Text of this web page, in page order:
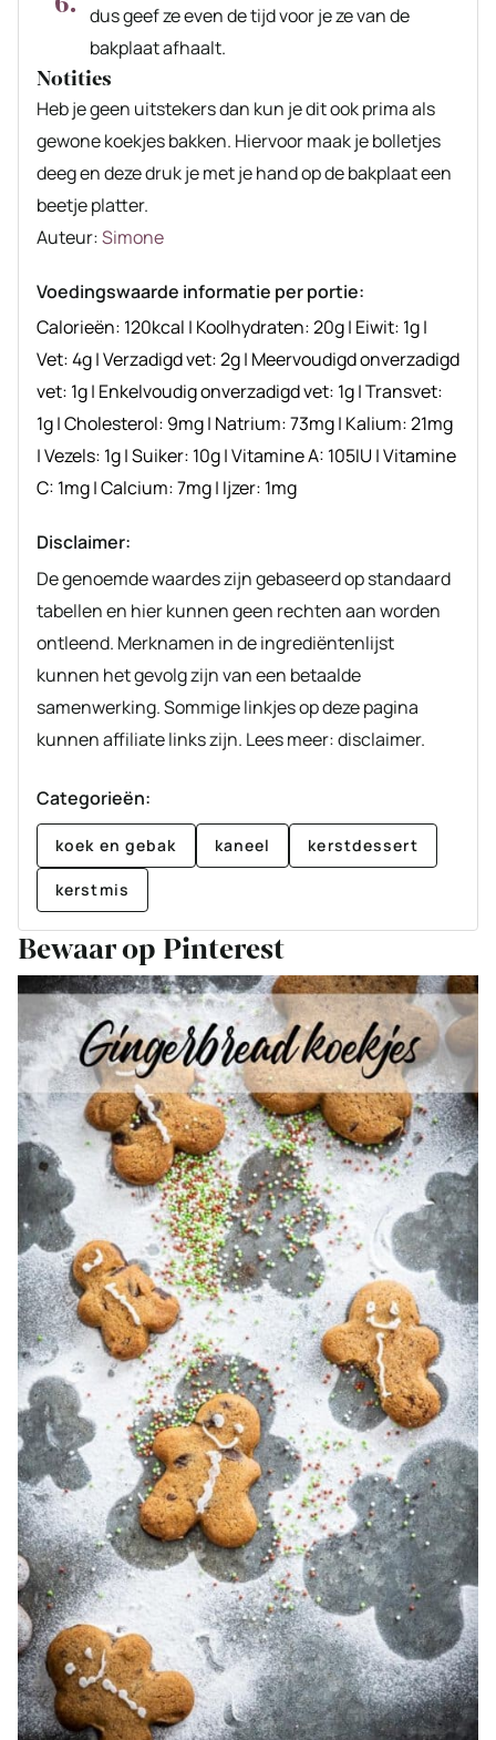
dus geef ze even de tijd voor je ze van de
bakplaat afhaalt.
Notities
Heb je geen uitstekers dan kun je dit ook prima als
gewone koekjes bakken. Hiervoor maak je bolletjes
deeg en deze druk je met je hand op de bakplaat een
beetje platter.
Auteur
Auteur:Simone
Voedingswaarde informatie per portie:
Calorieën: 120kcal | Koolhydraten:20g| Eiwit: 1g|
Vet:4g|Verzadigd vet:2g| Meervoudigd onverzadigd
vet: 1g| Enkelvoudig onverzadigd vet: 1g|Transvet:
1g|Cholesterol: 9mg| Natrium:73mg| Kalium:21mg
|Vezels: 1g|Suiker: 10g|Vitamine A: 105IU|Vitamine
C: 1mg|Calcium:7mg| Ijzer: 1mg
Disclaimer:
De genoemde waardes zijn gebaseerd op standaard
tabellen en hier kunnen geen rechten aan worden
ontleend. Merknamen in de ingrediëntenlijst
kunnen het gevolg zijn van een betaalde
samenwerking. Sommige linkjes op deze pagina
kunnen affiliate links zijn. Lees meer: disclaimer.
Categorieën:
koek en gebak kaneel kerstdessert
kerstmis
Bewaar op Pinterest